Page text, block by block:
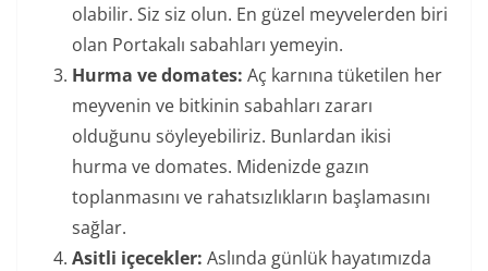
olabilir. Siz siz olun. En güzel meyvelerden biri
olan Portakalı sabahları yemeyin.
Hurma ve domates: Aç karnına tüketilen her
meyvenin ve bitkinin sabahları zararı
olduğunu söyleyebiliriz. Bunlardan ikisi
hurma ve domates. Midenizde gazın
toplanmasını ve rahatsızlıkların başlamasını
sağlar.
Asitli içecekler: Aslında günlük hayatımızda